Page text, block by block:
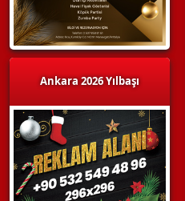
Ankara 2026 Yılbaşı